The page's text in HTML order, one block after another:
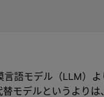
語モデル（LLM）
モデルというより